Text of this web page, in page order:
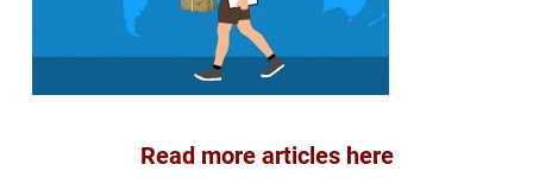
Read more articles here